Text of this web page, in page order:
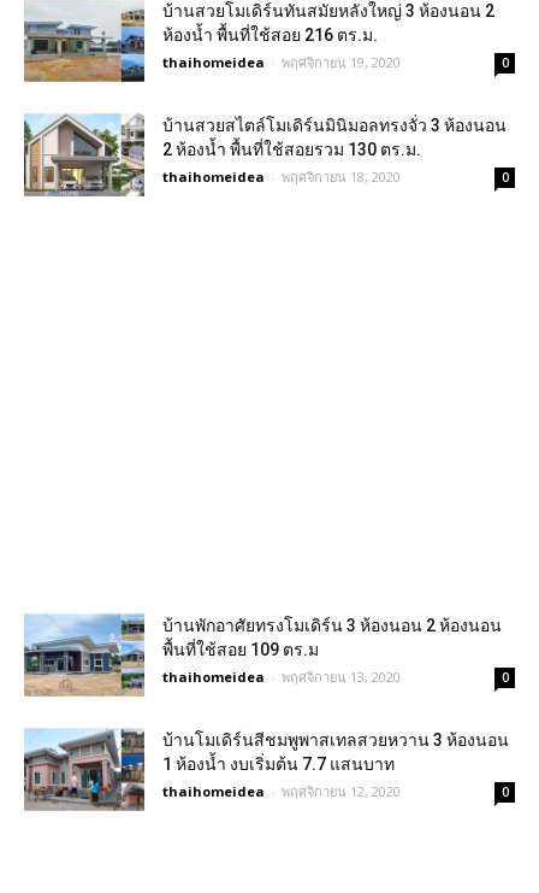
บ้านสวยโมเดิร์นทันสมัยหลังใหญ่ 3 ห้องนอน 2
ห้องน้ำ พื้นที่ใช้สอย 216 ตร.ม.
thaihomeidea - พฤศจิกายน 19, 2020 0
บ้านสวยสไตล์โมเดิร์นมินิมอลทรงจั่ว 3 ห้องนอน
2 ห้องน้ำ พื้นที่ใช้สอยรวม 130 ตร.ม.
thaihomeidea - พฤศจิกายน 18, 2020 0
บ้านพักอาศัยทรงโมเดิร์น 3 ห้องนอน 2 ห้องนอน
พื้นที่ใช้สอย 109 ตร.ม
thaihomeidea - พฤศจิกายน 13, 2020 0
บ้านโมเดิร์นสีชมพูพาสเทลสวยหวาน 3 ห้องนอน
1 ห้องน้ำ งบเริ่มต้น 7.7 แสนบาท
thaihomeidea - พฤศจิกายน 12, 2020 0